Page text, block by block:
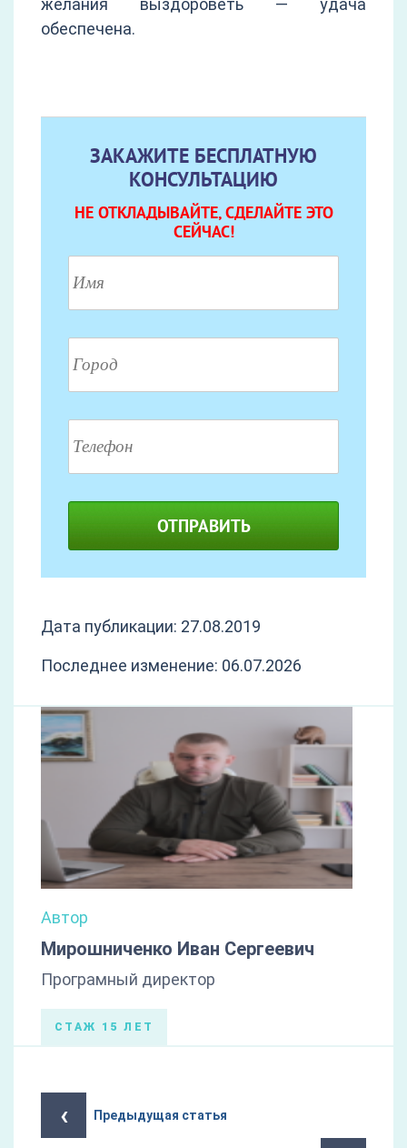
желания выздороветь — удача
обеспечена.
ЗАКАЖИТЕ БЕСПЛАТНУЮ
КОНСУЛЬТАЦИЮ
НЕ ОТКЛАДЫВАЙТЕ, СДЕЛАЙТЕ ЭТО
СЕЙЧАС!
ОТПРАВИТЬ
Дата публикации: 27.08.2019
Последнее изменение: 06.07.2026
Автор
Мирошниченко Иван Сергеевич
Програмный директор
СТАЖ 15 ЛЕТ
‹ Предыдущая статья